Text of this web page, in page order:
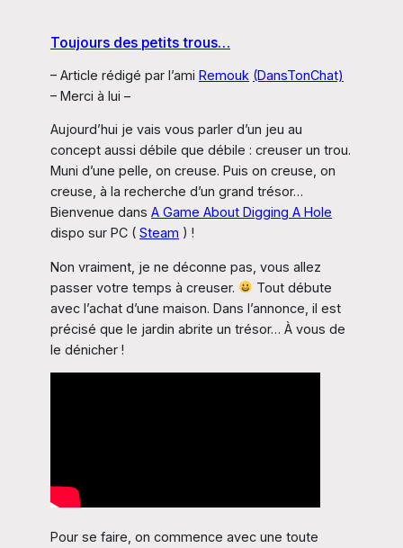
Toujours des petits trous…
– Article rédigé par l’ami Remouk (DansTonChat)
– Merci à lui –
Aujourd’hui je vais vous parler d’un jeu au
concept aussi débile que débile : creuser un trou.
Muni d’une pelle, on creuse. Puis on creuse, on
creuse, à la recherche d’un grand trésor…
Bienvenue dans A Game About Digging A Hole
dispo sur PC ( Steam ) !
Non vraiment, je ne déconne pas, vous allez
passer votre temps à creuser.
Tout débute
avec l’achat d’une maison. Dans l’annonce, il est
précisé que le jardin abrite un trésor… À vous de
le dénicher !
Pour se faire, on commence avec une toute